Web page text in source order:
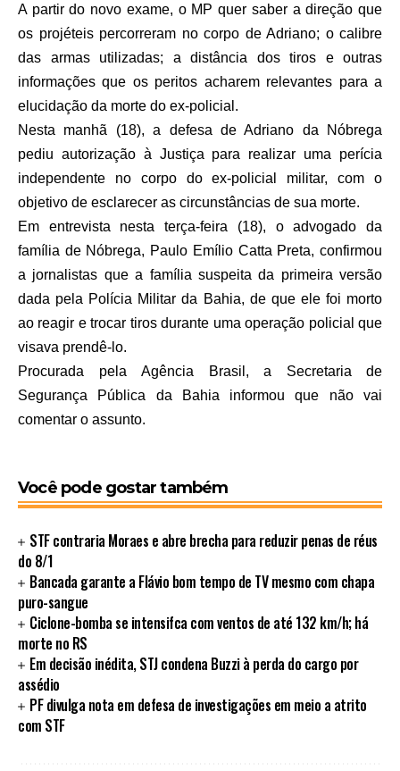
A partir do novo exame, o MP quer saber a direção que
os projéteis percorreram no corpo de Adriano; o calibre
das armas utilizadas; a distância dos tiros e outras
informações que os peritos acharem relevantes para a
elucidação da morte do ex-policial.
Nesta manhã (18), a defesa de Adriano da Nóbrega
pediu autorização à Justiça para realizar uma perícia
independente no corpo do ex-policial militar, com o
objetivo de esclarecer as circunstâncias de sua morte.
Em entrevista nesta terça-feira (18), o advogado da
família de Nóbrega, Paulo Emílio Catta Preta, confirmou
a jornalistas que a família suspeita da primeira versão
dada pela Polícia Militar da Bahia, de que ele foi morto
ao reagir e trocar tiros durante uma operação policial que
visava prendê-lo.
Procurada pela Agência Brasil, a Secretaria de
Segurança Pública da Bahia informou que não vai
comentar o assunto.
Você pode gostar também
STF contraria Moraes e abre brecha para reduzir penas de réus
do 8/1
Bancada garante a Flávio bom tempo de TV mesmo com chapa
puro-sangue
Ciclone-bomba se intensifca com ventos de até 132 km/h; há
morte no RS
Em decisão inédita, STJ condena Buzzi à perda do cargo por
assédio
PF divulga nota em defesa de investigações em meio a atrito
com STF